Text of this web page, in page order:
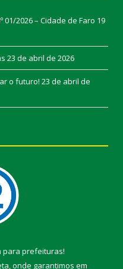
01/2026 – Cidade de Faro 19
23 de abril de 2026
o futuro! 23 de abril de
para prefeituras!
onde garantimos em